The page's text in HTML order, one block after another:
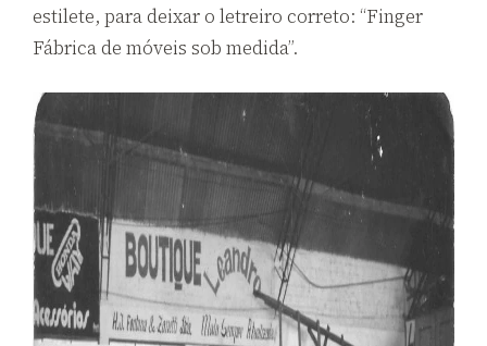
estilete, para deixar o letreiro correto: “Finger
Fábrica de móveis sob medida”.